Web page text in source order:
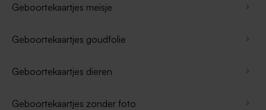
Geboortekaartjes meisje
Geboortekaartjes goudfolie
Geboortekaartjes dieren
Geboortekaartjes zonder foto